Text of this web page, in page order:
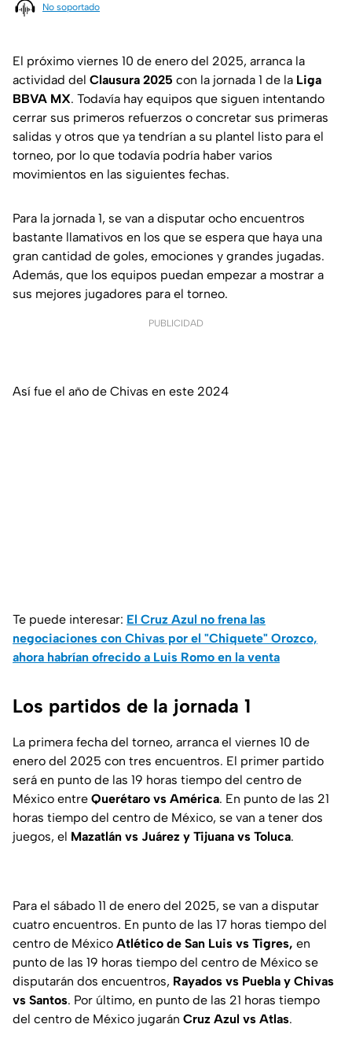
No soportado
El próximo viernes 10 de enero del 2025, arranca la
actividad del Clausura 2025 con la jornada 1 de la Liga
BBVA MX. Todavía hay equipos que siguen intentando
cerrar sus primeros refuerzos o concretar sus primeras
salidas y otros que ya tendrían a su plantel listo para el
torneo, por lo que todavía podría haber varios
movimientos en las siguientes fechas.
Para la jornada 1, se van a disputar ocho encuentros
bastante llamativos en los que se espera que haya una
gran cantidad de goles, emociones y grandes jugadas.
Además, que los equipos puedan empezar a mostrar a
sus mejores jugadores para el torneo.
PUBLICIDAD
Así fue el año de Chivas en este 2024
Te puede interesar: El Cruz Azul no frena las
negociaciones con Chivas por el "Chiquete" Orozco,
ahora habrían ofrecido a Luis Romo en la venta
Los partidos de la jornada 1
La primera fecha del torneo, arranca el viernes 10 de
enero del 2025 con tres encuentros. El primer partido
será en punto de las 19 horas tiempo del centro de
México entre Querétaro vs América. En punto de las 21
horas tiempo del centro de México, se van a tener dos
juegos, el Mazatlán vs Juárez y Tijuana vs Toluca.
Para el sábado 11 de enero del 2025, se van a disputar
cuatro encuentros. En punto de las 17 horas tiempo del
centro de México Atlético de San Luis vs Tigres, en
punto de las 19 horas tiempo del centro de México se
disputarán dos encuentros, Rayados vs Puebla y Chivas
vs Santos. Por último, en punto de las 21 horas tiempo
del centro de México jugarán Cruz Azul vs Atlas.